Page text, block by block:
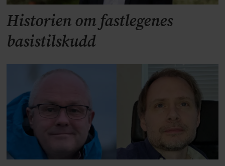
Historien om fastlegenes
basistilskudd